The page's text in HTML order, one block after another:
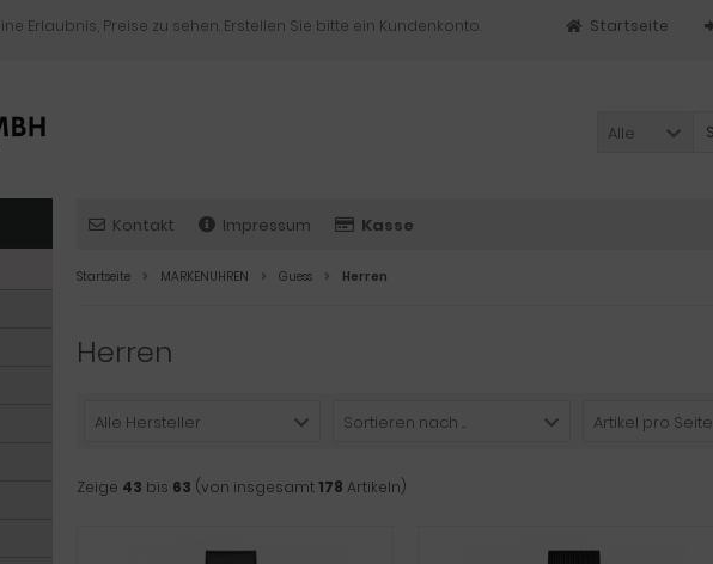
Erlaubnis, Preise zu sehen. Erstellen Sie bitte ein Kundenkonto. Startseite
Alle
Kontakt Impressum Kasse
Startseite MARKENUHREN Guess Herren
Herren
Alle Hersteller Sortieren nach ... Artikel pro Seite
Zeige 43 bis 63 (von insgesamt178 Artikeln)